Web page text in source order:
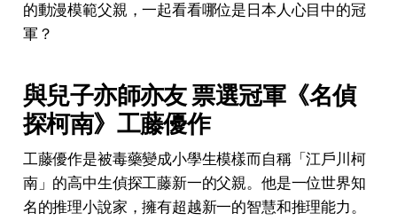
的動漫模範父親，一起看看哪位是日本人心目中的冠
軍？
與兒子亦師亦友 票選冠軍《名偵
探柯南》工藤優作
工藤優作是被毒藥變成小學生模樣而自稱「江戶川柯
南」的高中生偵探工藤新一的父親。他是一位世界知
名的推理小說家，擁有超越新一的智慧和推理能力。